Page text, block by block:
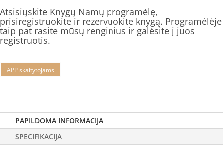
Atsisiųskite Knygų Namų programėlę,
prisiregistruokite ir rezervuokite knygą. Programėlėje
taip pat rasite mūsų renginius ir galėsite į juos
registruotis.
APP skaitytojams
PAPILDOMA INFORMACIJA
SPECIFIKACIJA